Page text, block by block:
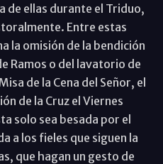
de ellas durante el Triduo,
Entre estas
la omisión de la bendición
Ramos o del lavatorio de
de la Cena del Señor, el
de la Cruz el Viernes
solo sea besada por el
a los fieles que siguen la
que hagan un gesto de